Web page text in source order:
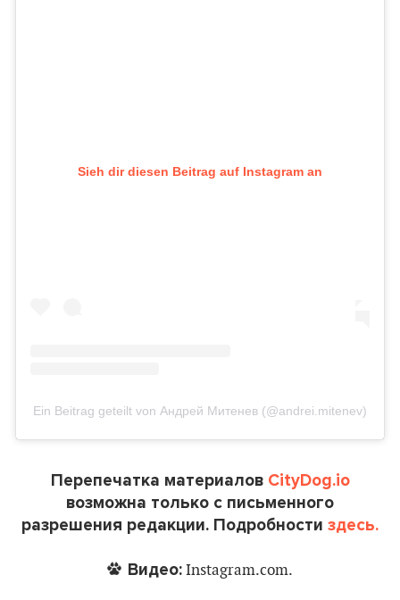
Sieh dir diesen Beitrag auf Instagram an
Ein Beitrag geteilt von Андрей Митенев (@andrei.mitenev)
Перепечатка материалов CityDog.io
возможна только с письменного
разрешения редакции. Подробности здесь.
Видео: Instagram.com.